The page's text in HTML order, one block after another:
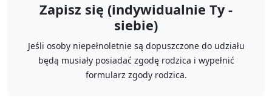
Zapisz się (indywidualnie Ty -
siebie)
Jeśli osoby niepełnoletnie są dopuszczone do udziału
będą musiały posiadać zgodę rodzica i wypełnić
formularz zgody rodzica.